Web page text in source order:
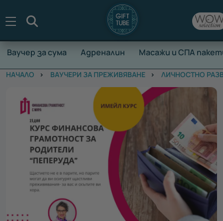
Ваучер за сума Адреналин Масажи и СПА
НАЧАЛО ВАУЧЕРИ ЗА ПРЕЖИВЯВАНЕ ЛИЧНОСТНО